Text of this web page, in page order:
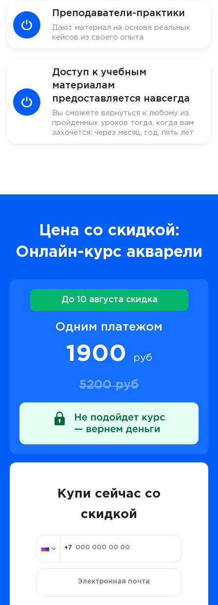
Преподаватели-практики
Дают материал на основе реальных
кейсов из своего опыта
Доступ к учебным
материалам
предоставляется навсегда
Вы сможете вернуться к любому из
пройденных уроков тогда, когда вам
захочется: через месяц, год, пять лет
Цена со скидкой:
Онлайн-курс акварели
До 10 августа скидка
Одним платежом
1900 руб
5200 руб
Купи сейчас со
скидкой